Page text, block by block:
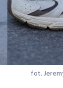
fot.